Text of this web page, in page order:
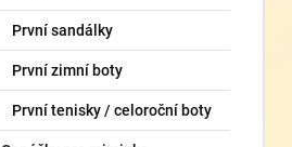
První sandálky
První zimní boty
První tenisky / celoroční boty